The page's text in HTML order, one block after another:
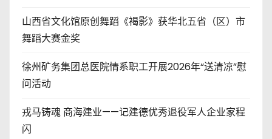
山西省文化馆原创舞蹈《褐影》获华北五省（区）市
舞蹈大赛金奖
徐州矿务集团总医院情系职工开展2026年“送清凉”慰
问活动
戎马铸魂 商海建业——记建德优秀退役军人企业家程
闪